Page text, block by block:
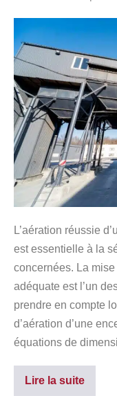
L’aération réussie
est essentielle à la
concernées. La mise
adéquate est l’un
prendre en compte
d’aération d’une
équations de
Lire la suite